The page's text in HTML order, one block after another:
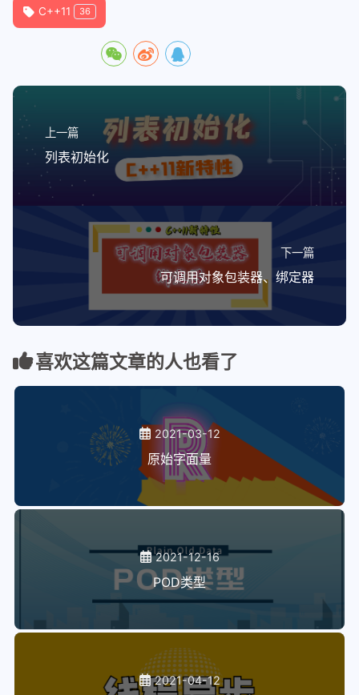
C++11 36
上一篇
列表初始化
下一篇
可调用对象包装器、绑定器
喜欢这篇文章的人也看了
2021-03-12
原始字面量
2021-12-16
POD类型
2021-04-12